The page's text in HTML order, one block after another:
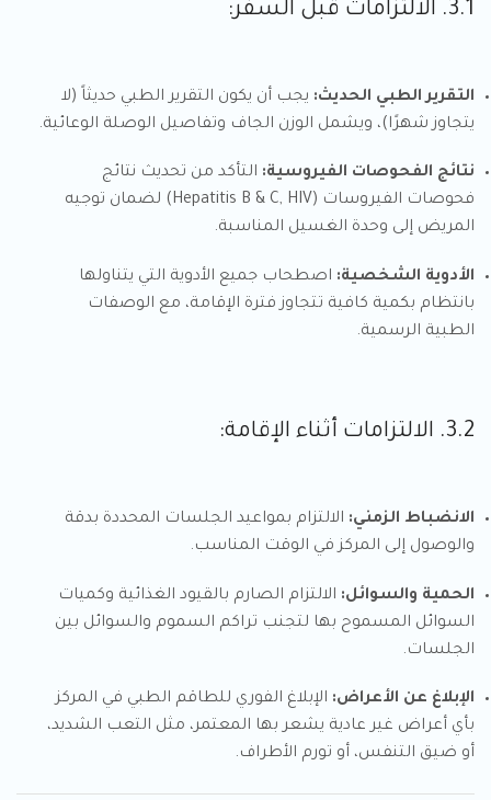
3.1. الالتزامات قبل السفر:
التقرير الطبي الحديث: يجب أن يكون التقرير الطبي حديثاً (لا
يتجاوز شهرًا)، ويشمل الوزن الجاف وتفاصيل الوصلة الوعائية.
نتائج الفحوصات الفيروسية: التأكد من تحديث نتائج
فحوصات الفيروسات (Hepatitis B & C, HIV) لضمان توجيه
المريض إلى وحدة الغسيل المناسبة.
الأدوية الشخصية: اصطحاب جميع الأدوية التي يتناولها
بانتظام بكمية كافية تتجاوز فترة الإقامة، مع الوصفات
الطبية الرسمية.
3.2. الالتزامات أثناء الإقامة:
الانضباط الزمني: الالتزام بمواعيد الجلسات المحددة بدقة
والوصول إلى المركز في الوقت المناسب.
الحمية والسوائل: الالتزام الصارم بالقيود الغذائية وكميات
السوائل المسموح بها لتجنب تراكم السموم والسوائل بين
الجلسات.
الإبلاغ عن الأعراض: الإبلاغ الفوري للطاقم الطبي في المركز
بأي أعراض غير عادية يشعر بها المعتمر، مثل التعب الشديد،
أو ضيق التنفس، أو تورم الأطراف.